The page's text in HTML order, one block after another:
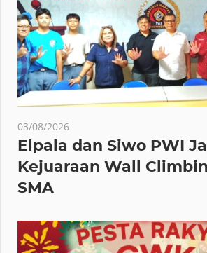
03/08/2026
Elpala dan Siwo PWI
Kejuaraan Wall
SMA